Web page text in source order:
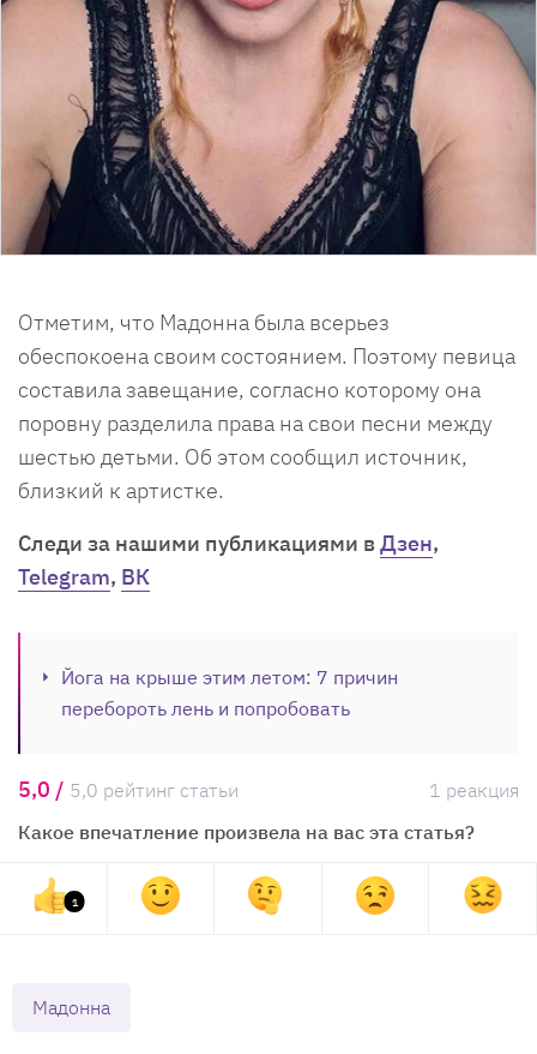
Отметим, что Мадонна была всерьез
обеспокоена своим состоянием. Поэтому певица
составила завещание, согласно которому она
поровну разделила права на свои песни между
шестью детьми. Об этом сообщил источник,
близкий к артистке.
Cледи за нашими публикациями вДзен,
Telegram, ВК
Йога на крыше этим летом: 7 причин
перебороть лень и попробовать
5,0 / 5,0 рейтинг статьи
1 реакция
Какое впечатление произвела на вас эта статья?
1
Мадонна